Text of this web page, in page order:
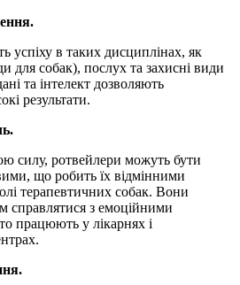
успіху в таких дисциплінах, як
для собак), послух та захисні види
та інтелект дозволяють
результати.
силу, ротвейлери можуть бути
що робить їх відмінними
терапевтичних собак. Вони
справлятися з емоційними
працюють у лікарнях і